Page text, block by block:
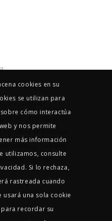
en algo hermoso. Sin
raíces se enredan
Deslíate
cookies en su
se utilizan para
cómo interactúa
y nos permite
más información
utilizamos, consulte
Si lo rechaza,
rastreada cuando
usará una sola cookie
recordar su